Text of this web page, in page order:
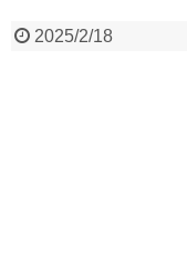
2025/2/18